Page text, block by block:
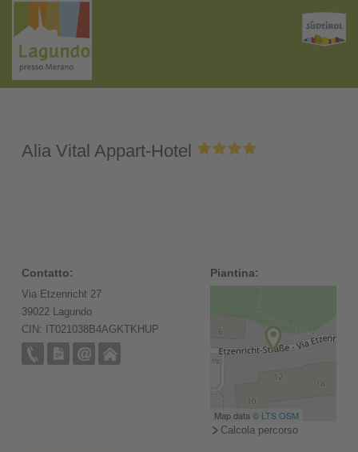
Alia Vital Appart-Hotel
Contatto:
Via Etzenricht 27
39022 Lagundo
CIN: IT021038B4AGKTKHUP
Piantina:
Map data © LTS OSM
Calcola percorso